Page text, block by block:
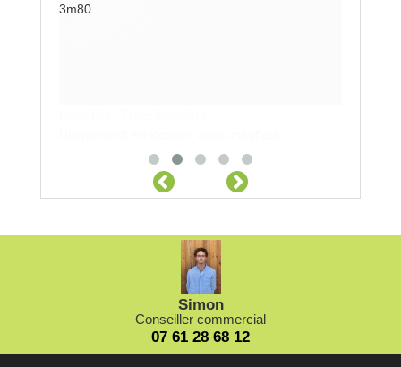
3m80
Simon
Conseiller commercial
07 61 28 68 12